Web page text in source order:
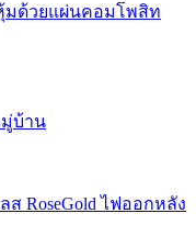
มด้วยแผ่นคอมโพสิท
มู่บ้าน
ส RoseGold ไฟออกหลัง